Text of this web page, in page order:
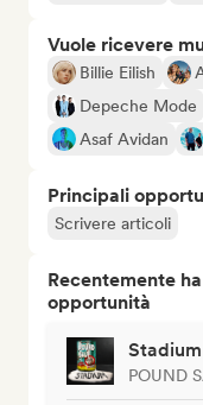
Vuole ricevere
Billie Eilish
Depeche Mode
Asaf Avidan
Principali
Scrivere articoli
Recentemente
opportunità
Stadium
POUND